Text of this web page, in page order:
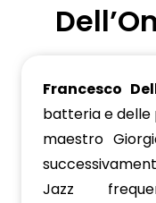
Francesco
batteria e delle
maestro
Jazz